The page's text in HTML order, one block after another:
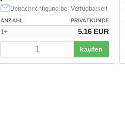
Benachrichtigung bei Verfügbarkeit
ANZAHL PRIVATKUNDE
1+ 5.16 EUR
kaufen